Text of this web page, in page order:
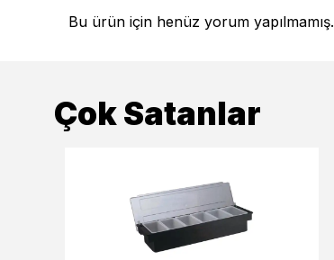
Bu ürün için henüz yorum yapılmamış.
Çok Satanlar